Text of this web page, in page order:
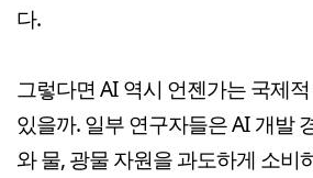
다.
그렇다면 AI 역시 언젠가는 국제
있을까. 일부 연구자들은 AI 개발
와 물, 광물 자원을 과도하게 소비